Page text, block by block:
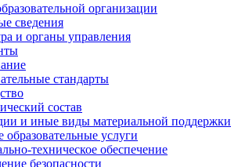
организации
сведения
и органы управления
стандарты
состав
и иные виды материальной поддержки
услуги
техническое обеспечение
безопасности